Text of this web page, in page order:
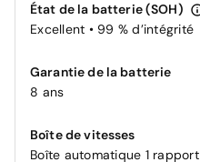
État de la batterie (SOH)
Excellent • 99 % d’intégrité
Garantie de la batterie
8 ans
Boîte de vitesses
Boîte automatique 1 rapport